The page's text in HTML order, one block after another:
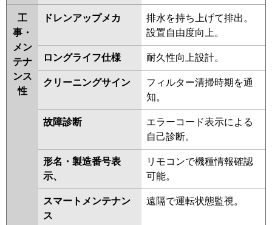
AP160HNP6-kobe RPC-
AP160HNP11-kobe RPC-
AP160HNP11 RPCK-
GP160RSHP2 RPC-GP160RSHP3
三菱重工
FDEK1605HP5SA
FDEV1605HPA5SA
FDEK1605HP5S
FDEVP1605HPA5S
PA-P160T7KDNBX
P160T7HDNBX PA-P160T7KDNB
PA-P160T7KDB
PA-P160T7HDB PA-P160T7KD
PA-P160T7KDN PA-P160T7HD
工
事・
メン
テナ
ンス
性
ドレンアップメカ
排水を持ち上げて排出。
設置自由度向上。
ロングライフ仕様 耐久性向上設計。
クリーニングサイン
フィルター清掃時期を通
知。
故障診断
エラーコード表示による
自己診断。
形名・製造番号表
示、
リモコンで機種情報確認
可能。
スマートメンテナン
ス
遠隔で運転状態監視。